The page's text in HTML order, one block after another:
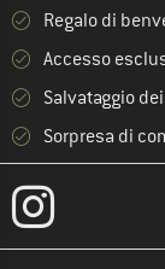
Regalo di
Accesso
Salvataggio
Sorpresa di